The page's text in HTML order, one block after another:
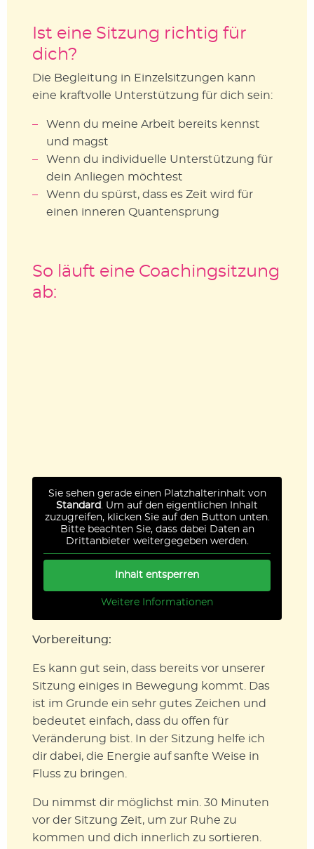
Ist eine Sitzung richtig für
dich?
Die Begleitung in Einzelsitzungen kann
eine kraftvolle Unterstützung für dich sein:
Wenn du meine Arbeit bereits kennst
und magst
Wenn du individuelle Unterstützung für
dein Anliegen möchtest
Wenn du spürst, dass es Zeit wird für
einen inneren Quantensprung
So läuft eine Coachingsitzung
ab:
Sie sehen gerade einen Platzhalterinhalt von
Standard. Um auf den eigentlichen Inhalt
zuzugreifen, klicken Sie auf den Button unten.
Bitte beachten Sie, dass dabei Daten an
Drittanbieter weitergegeben werden.
Inhalt entsperren
Weitere Informationen
Vorbereitung:
Es kann gut sein, dass bereits vor unserer
Sitzung einiges in Bewegung kommt. Das
ist im Grunde ein sehr gutes Zeichen und
bedeutet einfach, dass du offen für
Veränderung bist. In der Sitzung helfe ich
dir dabei, die Energie auf sanfte Weise in
Fluss zu bringen.
Du nimmst dir möglichst min. 30 Minuten
vor der Sitzung Zeit, um zur Ruhe zu
kommen und dich innerlich zu sortieren.